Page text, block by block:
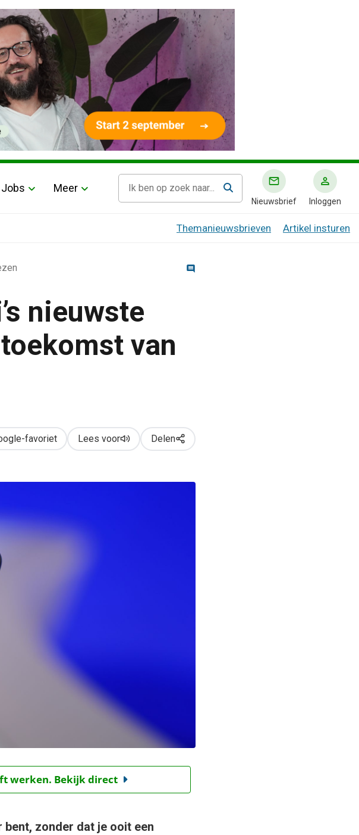
Jobs Meer
Nieuwsbrief Inloggen
Themanieuwsbrieven Artikel insturen
beeldcreatie
nieuwste
van
favoriet Lees voor Delen
werken. Bekijk direct
zonder dat je ooit een